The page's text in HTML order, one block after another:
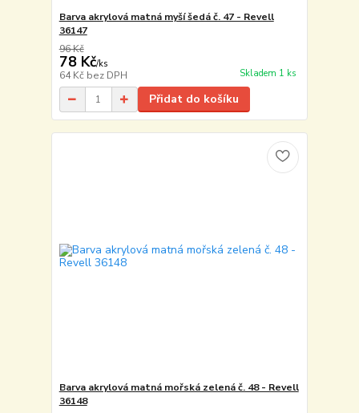
Barva akrylová matná myší šedá č. 47 - Revell
36147
96 Kč
78 Kč/ks
64 Kč bez DPH Skladem 1 ks
Přidat do košíku
Barva akrylová matná mořská zelená č. 48 - Revell
36148